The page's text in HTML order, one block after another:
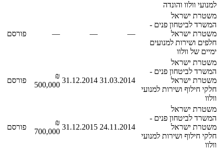
למנועי וולוו והונדה
משטרת ישראל
המשרד לביטחון פנים -
משטרת ישראל
חלפים ושירות למנועים
ימיים של וולוו
—
—
— פורסם
משטרת ישראל
המשרד לביטחון פנים -
משטרת ישראל
חלקי חילוף ושירות למנועי
וולוו
31.03.2014
31.12.2014
₪
500,000
פורסם
משטרת ישראל
המשרד לביטחון פנים -
משטרת ישראל
חלקי חילוף ושירות למנועי
וולוו
24.11.2014
31.12.2015
₪
700,000
פורסם